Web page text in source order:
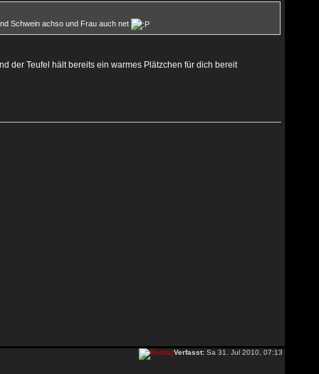
Schwein achso und Frau auch net
der Teufel hält bereits ein warmes Plätzchen für dich bereit
Verfasst: Sa 31. Jul 2010, 07:13